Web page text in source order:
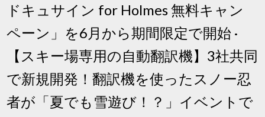
ドキュサイン for Holmes 無料キャン
ペーン」を6月から期間限定で開始 ·
【スキー場専用の自動翻訳機】3社共同
で新規開発！翻訳機を使ったスノー忍
者が「夏でも雪遊び！？」イベントで